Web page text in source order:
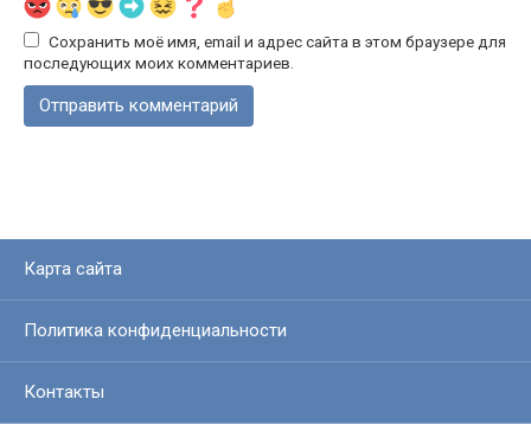
Сохранить моё имя, email и адрес сайта в этом браузере для
последующих моих комментариев.
Карта сайта
Политика конфиденциальности
Контакты